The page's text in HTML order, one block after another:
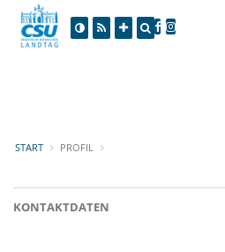
START PROFIL
KONTAKTDATEN